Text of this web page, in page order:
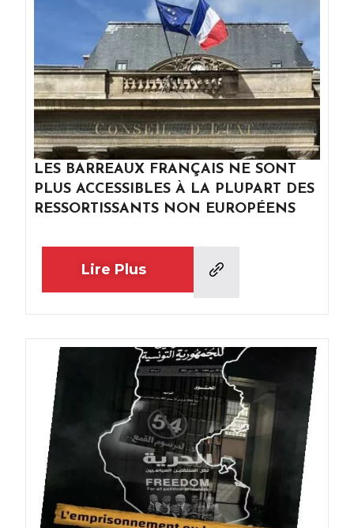
LES BARREAUX FRANÇAIS NE SONT
PLUS ACCESSIBLES À LA PLUPART DES
RESSORTISSANTS NON EUROPÉENS
Lire Plus